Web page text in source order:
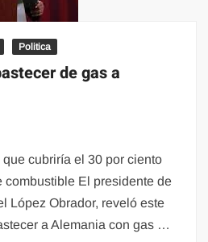
Politica
de gas a
cubriría el 30 por ciento
combustible El presidente de
López Obrador, reveló este
a Alemania con gas …